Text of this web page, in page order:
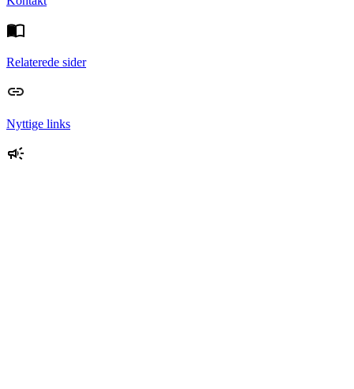
Relaterede sider
Nyttige links